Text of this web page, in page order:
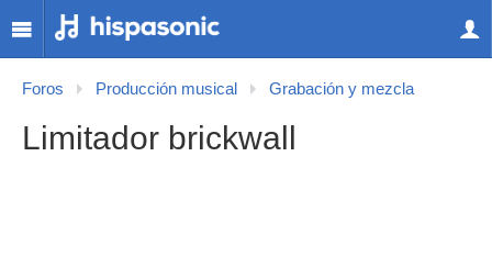
Foros Producción musical Grabación y mezcla
Limitador brickwall